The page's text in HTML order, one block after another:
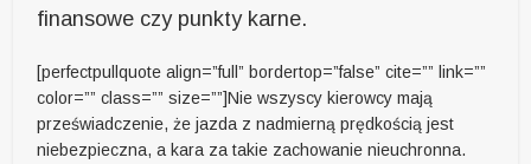
finansowe czy punkty karne.
[perfectpullquote align=”full” bordertop=”false” cite=”” link=””
color=”” class=”” size=””]Nie wszyscy kierowcy mają
przeświadczenie, że jazda z nadmierną prędkością jest
niebezpieczna, a kara za takie zachowanie nieuchronna.